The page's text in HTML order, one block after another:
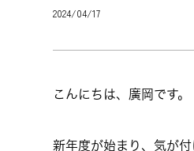
2024/04/17
こんにちは、廣岡です。
新年度が始まり、気が